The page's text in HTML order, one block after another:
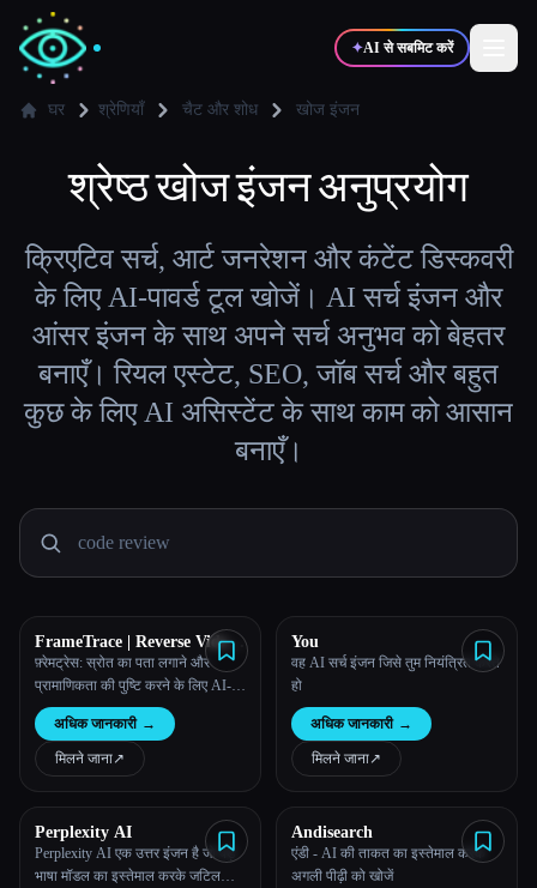
✦AI से सबमिट करें
✍️लेखक 🎨डिज़ाइनर
💻डेवलपर्स 📈मार्केटर्स
🎓विद्यार्थी 🎬क्रिएटर्स
सभी श्रेणियाँ
हमारे बारे में
घर श्रेणियाँ चैट और शोध खोज इंजन
श्रेष्ठखोज इंजनअनुप्रयोग
क्रिएटिव सर्च, आर्ट जनरेशन और कंटेंट डिस्कवरी
के लिए AI-पावर्ड टूल खोजें। AI सर्च इंजन और
आंसर इंजन के साथ अपने सर्च अनुभव को बेहतर
बनाएँ। रियल एस्टेट, SEO, जॉब सर्च और बहुत
कुछ के लिए AI असिस्टेंट के साथ काम को आसान
बनाएँ।
FrameTrace | Reverse Video
Search
फ़्रेमट्रेस: स्रोत का पता लगाने और
प्रामाणिकता की पुष्टि करने के लिए AI-
संचालित रिवर्स वीडियो सर्च इंजन
अधिक जानकारी →
मिलने जाना↗︎
You
वह AI सर्च इंजन जिसे तुम नियंत्रित करते
हो
अधिक जानकारी →
मिलने जाना↗︎
Perplexity AI
Perplexity AI एक उत्तर इंजन है जो बड़े
भाषा मॉडल का इस्तेमाल करके जटिल
Andisearch
एंडी - AI की ताकत का इस्तेमाल करके
अगली पीढ़ी को खोजें